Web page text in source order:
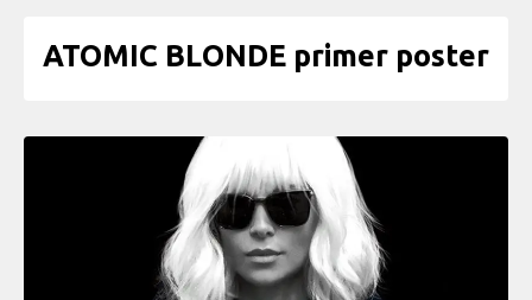
ATOMIC BLONDE primer poster